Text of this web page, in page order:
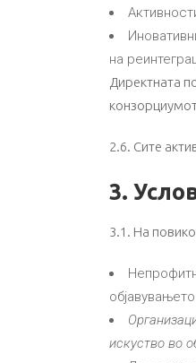
на
Директната
2.6. Сите
3.
3.1. На
искуство во